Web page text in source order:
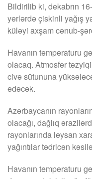
Bildirilib ki, dekabrın
yerlərdə çiskinli yağış
küləyi axşam cənub-
Havanın temperaturu
olacaq. Atmosfer
civə sütununa
edəcək.
Azərbaycanın
olacağı, dağlıq
rayonlarında leysan
yağıntılar tədricən
Havanın temperaturu